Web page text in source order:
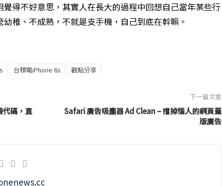
得不好意思，其實人在長大的過程中回想自己當年某些行
稚、不成熟，不就是支手機，自己到底在幹嘛。
台積電iPhone 6s 觀點分享
代碼，直
下一篇文章
Safari 廣告吸塵器 Ad Clean – 擋掉惱人的網頁蓋
版廣告